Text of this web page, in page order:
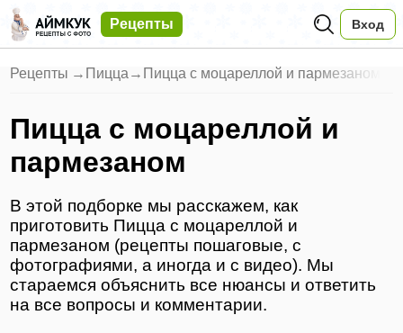
Рецепты Вход
Рецепты → Пицца → Пицца с моцареллой и пармезаном
Пицца с моцареллой и
пармезаном
В этой подборке мы расскажем, как
приготовить Пицца с моцареллой и
пармезаном (рецепты пошаговые, с
фотографиями, а иногда и с видео). Мы
стараемся объяснить все нюансы и ответить
на все вопросы и комментарии.